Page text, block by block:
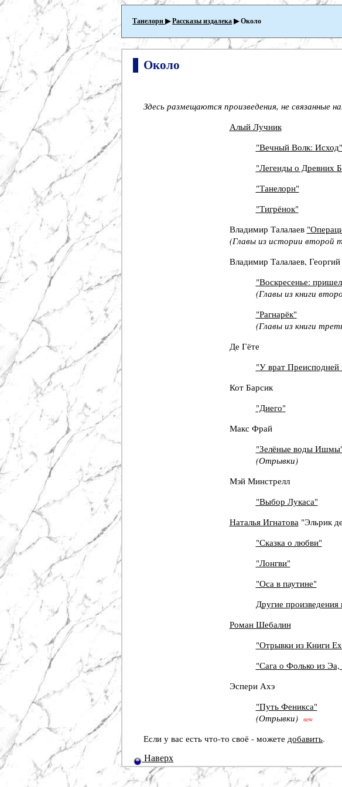
Танелорн▶Рассказы издалека ▶ Около
Около
Здесь размещаются произведения, не связанные
Алый Лучник
"Вечный Волк: Исход"
"Легенды о Древних
"Танелорн"
"Тигрёнок"
Владимир Талалаев
(Главы из истории второй
Владимир Талалаев,
"Воскресенье:
(Главы из книги
"Рагнарёк"
(Главы из книги
Де Гёте
"У врат Преисподней
Кот Барсик
"Диего"
Макс Фрай
"Зелёные воды
(Отрывки)
Мэй Минстрелл
"Выбор Лукаса"
Наталья Игнатова"Эльрик
"Сказка о любви"
"Лонгви"
"Оса в паутине"
Другие
Роман Шебалин
"Отрывки из Книги
"Сага о Фолько из
Эспери Ахэ
"Путь Феникса"
(Отрывки)
new
Если у вас есть что-то своё - можетедобавить.
Наверх